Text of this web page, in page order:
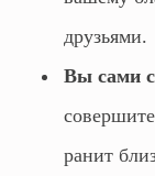
друзьями.
Вы сами
ранит